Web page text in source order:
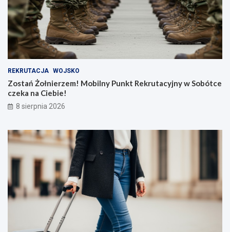
REKRUTACJA WOJSKO
Zostań Żołnierzem! Mobilny Punkt Rekrutacyjny w Sobótce
czeka na Ciebie!
8 sierpnia 2026